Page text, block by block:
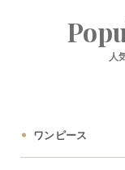
人
ワンピース